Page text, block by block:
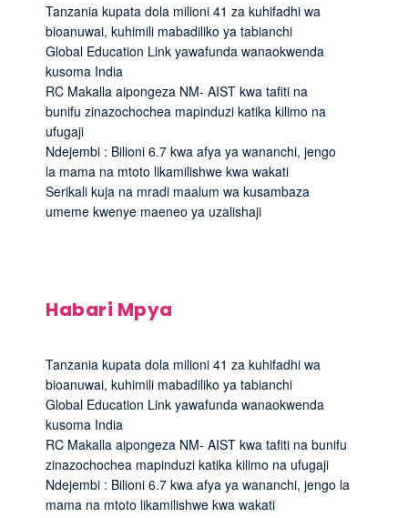
Tanzania kupata dola milioni 41 za kuhifadhi wa
bioanuwai, kuhimili mabadiliko ya tabianchi
Global Education Link yawafunda wanaokwenda
kusoma India
RC Makalla aipongeza NM- AIST kwa tafiti na
bunifu zinazochochea mapinduzi katika kilimo na
ufugaji
Ndejembi : Bilioni 6.7 kwa afya ya wananchi, jengo
la mama na mtoto likamilishwe kwa wakati
Serikali kuja na mradi maalum wa kusambaza
umeme kwenye maeneo ya uzalishaji
Habari Mpya
Tanzania kupata dola milioni 41 za kuhifadhi wa
bioanuwai, kuhimili mabadiliko ya tabianchi
Global Education Link yawafunda wanaokwenda
kusoma India
RC Makalla aipongeza NM- AIST kwa tafiti na bunifu
zinazochochea mapinduzi katika kilimo na ufugaji
Ndejembi : Bilioni 6.7 kwa afya ya wananchi, jengo la
mama na mtoto likamilishwe kwa wakati